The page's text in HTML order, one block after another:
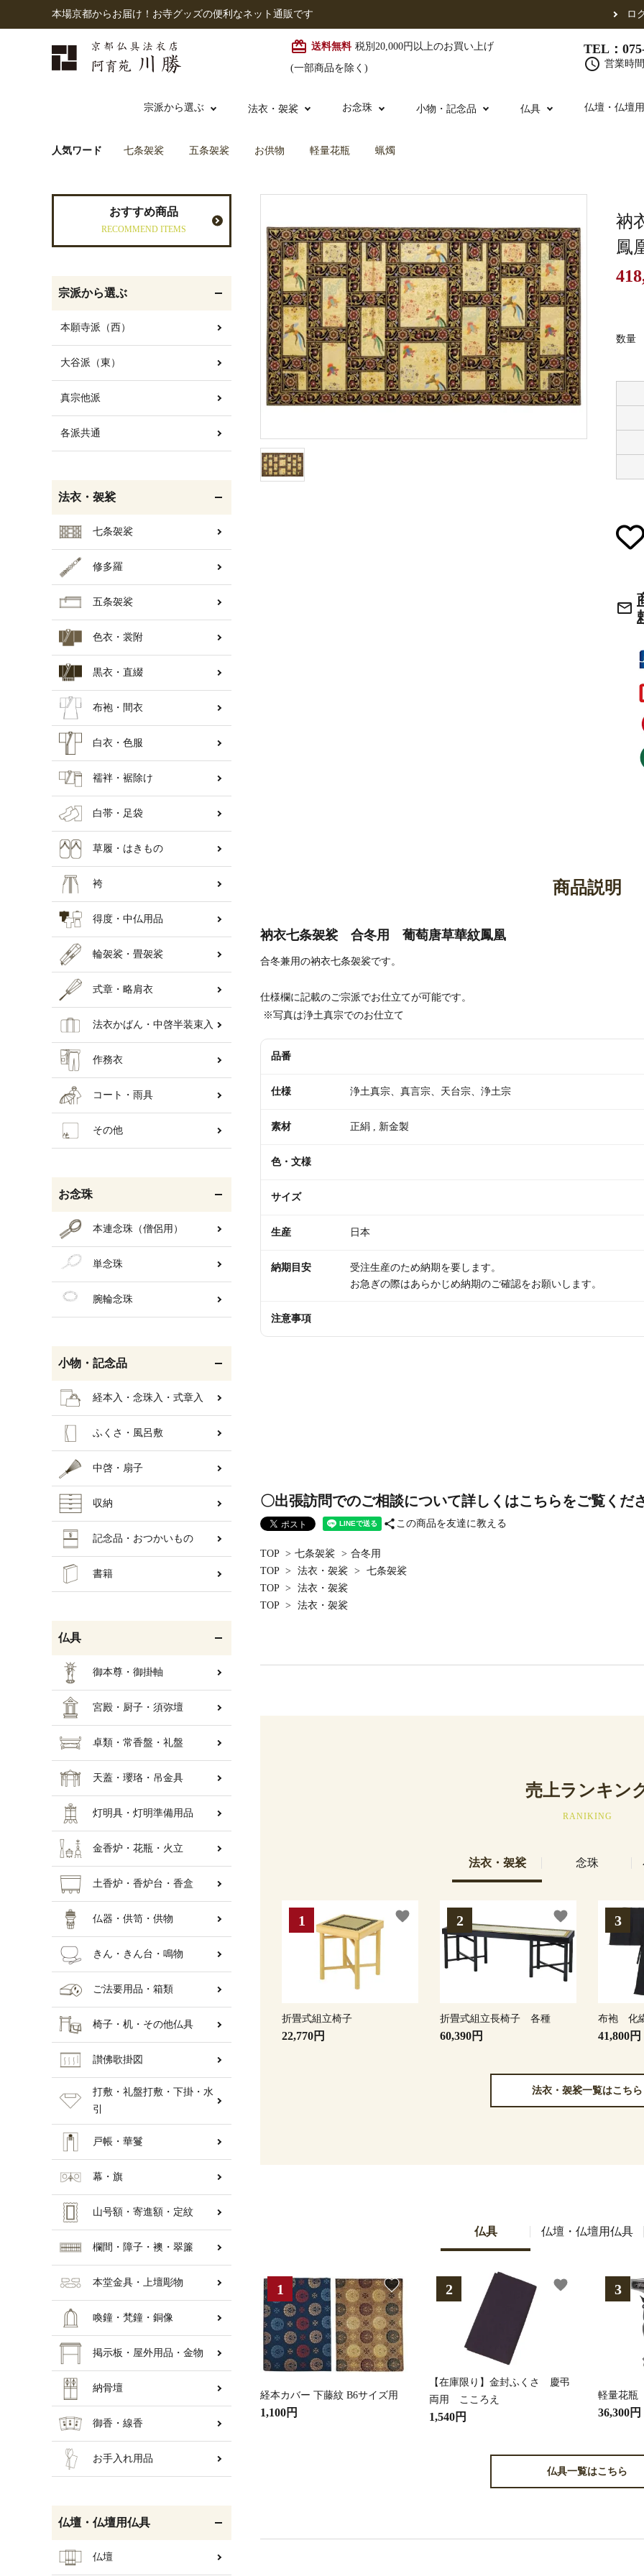
本場京都からお届け！お寺グッズの便利なネット通販です ロ
card_giftcard 送料無料 税別20,000円以上のお買い上げ
(一部商品を除く)
TEL：
schedule 営業時
宗派から選ぶ
本願寺派（西） 大谷派（東）
法衣・袈裟
布袍・間衣 白衣・色服
草履・はきもの 袴
お念珠
本連念珠（僧侶用）
小物・記念品
書籍
仏具
金香炉・花瓶・火立 土香炉・香炉台
ご法要用品・箱類 椅子・机・その
欄間・障子・襖・翠簾
納骨壇
仏壇・仏壇
お仏壇の引き取り
人気ワード 七条袈裟 五条袈裟 お供物 軽量花瓶 蝋燭
衲
鳳
数量
mail_outline
商品説明
衲衣七条袈裟 合冬用 葡萄唐草華紋鳳凰
合冬兼用の衲衣七条袈裟です。
仕様欄に記載のご宗派でお仕立てが可能です。
※写真は浄土真宗でのお仕立て
品番
仕様 浄土真宗、真言宗、天台宗、浄土宗
素材 正絹 , 新金製
色・文様
サイズ
生産 日本
納期目安
受注生産のため納期を要します。
お急ぎの際はあらかじめ納期のご確認をお願いします。
注意事項
〇出張訪問でのご相談について詳しくはこちらをご覧くだ
share この商品を友達に教える
TOP > 七条袈裟 > 合冬用
TOP > 法衣・袈裟 >
七条袈裟
TOP >
法衣・袈裟
TOP > 法衣・袈裟
売上ランキン
RANIKING
法衣・袈裟 念珠
折畳式組立椅子
22,770円
favorite
折畳式組立長椅子 各種
60,390円
favorite
布袍 化
41,800円
法衣・袈裟一覧はこちら
仏具 仏壇・仏壇用仏具
経本カバー 下藤紋 B6サイズ用
1,100円
favorite
【在庫限り】金封ふくさ 慶弔
両用 こころえ
1,540円
favorite
軽量花
36,300円
仏具一覧はこちら
おすすめ商品
RECOMMEND ITEMS
宗派から選ぶ
本願寺派（西）
大谷派（東）
真宗他派
各派共通
法衣・袈裟
七条袈裟
修多羅
五条袈裟
色衣・裳附
黒衣・直綴
布袍・間衣
白衣・色服
襦袢・裾除け
白帯・足袋
草履・はきもの
袴
得度・中仏用品
輪袈裟・畳袈裟
式章・略肩衣
法衣かばん・中啓半装束入
作務衣
コート・雨具
その他
お念珠
本連念珠（僧侶用）
単念珠
腕輪念珠
小物・記念品
経本入・念珠入・式章入
ふくさ・風呂敷
中啓・扇子
収納
記念品・おつかいもの
書籍
仏具
御本尊・御掛軸
宮殿・厨子・須弥壇
卓類・常香盤・礼盤
天蓋・瓔珞・吊金具
灯明具・灯明準備用品
金香炉・花瓶・火立
土香炉・香炉台・香盒
仏器・供笥・供物
きん・きん台・鳴物
ご法要用品・箱類
椅子・机・その他仏具
讃佛歌掛図
打敷・礼盤打敷・下掛・水
引
戸帳・華鬘
幕・旗
山号額・寄進額・定紋
欄間・障子・襖・翠簾
本堂金具・上壇彫物
喚鐘・梵鐘・銅像
掲示板・屋外用品・金物
納骨壇
御香・線香
お手入れ用品
仏壇・仏壇用仏具
仏壇